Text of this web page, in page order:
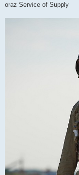
oraz Service of Supply